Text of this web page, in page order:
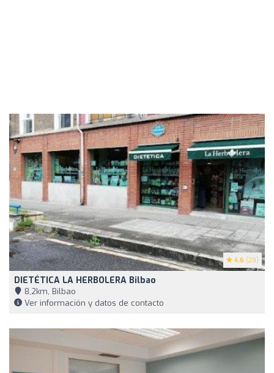
4.6 (28)
DIETÉTICA LA HERBOLERA Bilbao
8,2km, Bilbao
Ver información y datos de contacto